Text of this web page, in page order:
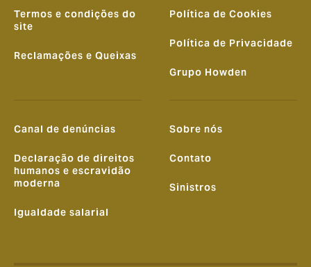
Termos e condições do
site
Reclamações e Queixas
Política de Cookies
Política de Privacidade
Grupo Howden
Canal de denúncias
Declaração de direitos
humanos e escravidão
moderna
Igualdade salarial
Sobre nós
Contato
Sinistros